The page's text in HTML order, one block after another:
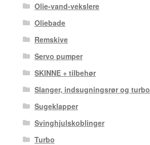
Olie-vand-vekslere
Oliebade
Remskive
Servo pumper
SKINNE + tilbehør
Slanger, indsugningsrør og turbo
Sugeklapper
Svinghjulskoblinger
Turbo